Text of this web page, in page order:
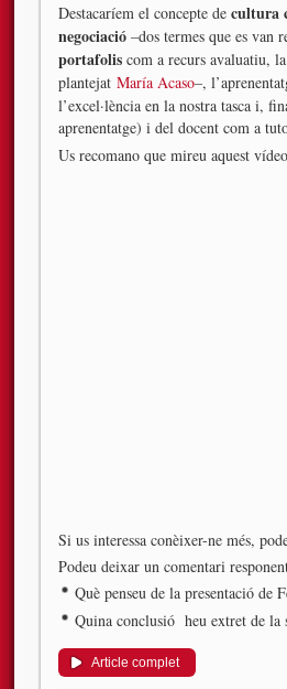
Destacaríem el concepte de cultura
negociació –dos termes que es van
portafolis com a recurs avaluatiu,
plantejat María Acaso–,
l’excel·lència en la nostra tasca i,
aprenentatge) i del docent com a
Us recomano que mireu aquest
Si us interessa conèixer-ne més,
Podeu deixar un comentari
Què penseu de la presentació
Quina conclusió heu extret de la
Article complet